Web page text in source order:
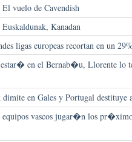
El vuelo de Cavendish
Euskaldunak, Kanadan
ligas europeas recortan en un
en el Bernab�u, Llorente lo
dimite en Gales y Portugal destituye
equipos vascos jugar�n los